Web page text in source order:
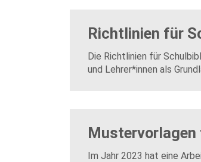
Richtlinien für
Die Richtlinien für
und Lehrer*innen als
Im Jahr 2023 hat eine